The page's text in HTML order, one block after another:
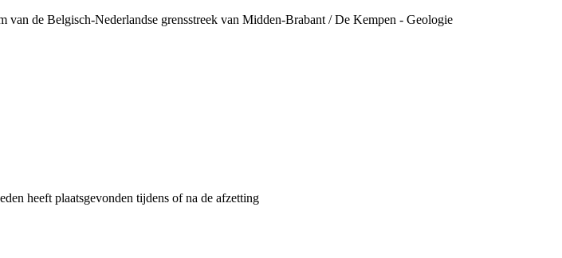
de Belgisch-Nederlandse grensstreek van Midden-Brabant / De Kempen - Geologie
heeft plaatsgevonden tijdens of na de afzetting